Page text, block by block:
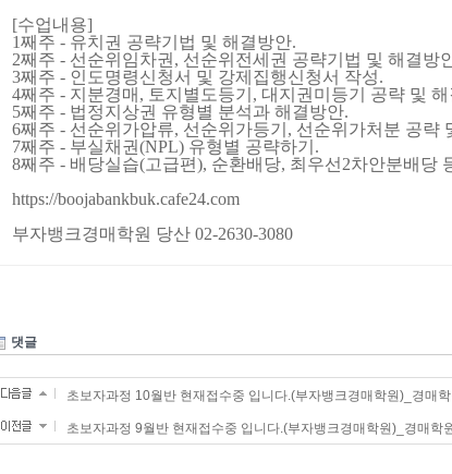
[수업내용]
1째주 - 유치권 공략기법 및 해결방안.
2째주 - 선순위임차권, 선순위전세권 공략기법 및 해결방
3째주 - 인도명령신청서 및 강제집행신청서 작성.
4째주 - 지분경매, 토지별도등기, 대지권미등기 공략 및
5째주 - 법정지상권 유형별 분석과 해결방안.
6째주 - 선순위가압류, 선순위가등기, 선순위가처분 공략
7째주 - 부실채권(NPL) 유형별 공략하기.
8째주 - 배당실습(고급편), 순환배당, 최우선2차안분배당
https://boojabankbuk.cafe24.com
부자뱅크경매학원 당산 02-2630-3080
댓글
초보자과정 10월반 현재접수중 입니다.(부자뱅크경매학원)_경매
초보자과정 9월반 현재접수중 입니다.(부자뱅크경매학원)_경매학